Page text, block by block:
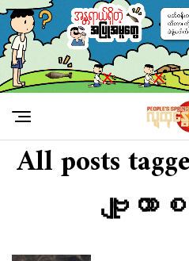
All posts
ဗျူဟာ